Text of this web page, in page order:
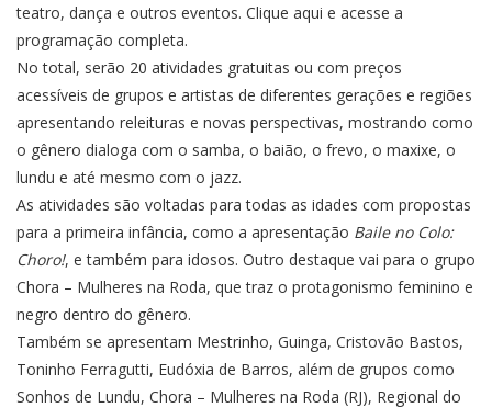
teatro, dança e outros eventos. Clique aqui e acesse a
programação completa.
No total, serão 20 atividades gratuitas ou com preços
acessíveis de grupos e artistas de diferentes gerações e regiões
apresentando releituras e novas perspectivas, mostrando como
o gênero dialoga com o samba, o baião, o frevo, o maxixe, o
lundu e até mesmo com o jazz.
As atividades são voltadas para todas as idades com propostas
para a primeira infância, como a apresentação Baile no Colo:
Choro!, e também para idosos. Outro destaque vai para o grupo
Chora – Mulheres na Roda, que traz o protagonismo feminino e
negro dentro do gênero.
Também se apresentam Mestrinho, Guinga, Cristovão Bastos,
Toninho Ferragutti, Eudóxia de Barros, além de grupos como
Sonhos de Lundu, Chora – Mulheres na Roda (RJ), Regional do